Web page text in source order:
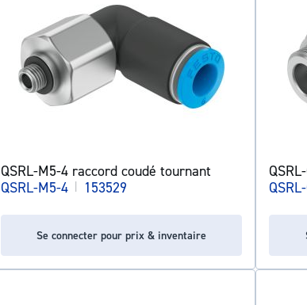
QSRL-M5-4 raccord coudé tournant
QSRL-M5-4 | 153529
Se connecter pour prix & inventaire